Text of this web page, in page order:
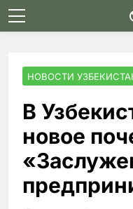
Skip
to
НОВОСТИ
В
новое